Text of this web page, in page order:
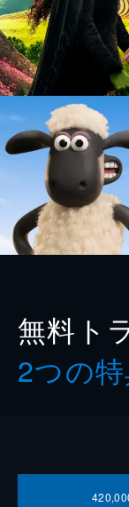
無料ト
2つの